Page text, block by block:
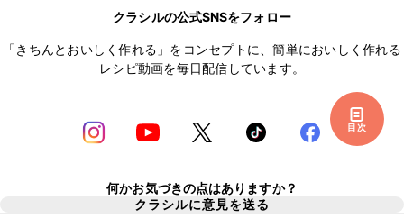
目次
クラシルの公式SNSをフォロー
「きちんとおいしく作れる」をコンセプトに、簡単においしく作れる
レシピ動画を毎日配信しています。
何かお気づきの点はありますか？
クラシルに意見を送る